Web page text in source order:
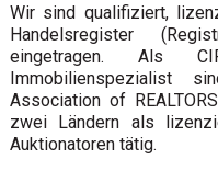
Wir sind qualifiziert,
Handelsregister
eingetragen. Als
Immobilienspezialist
Association of
zwei Ländern als
Auktionatoren tätig.